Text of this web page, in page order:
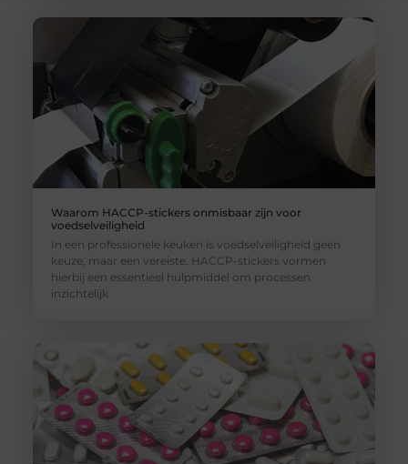
Waarom HACCP-stickers onmisbaar zijn voor
voedselveiligheid
In een professionele keuken is voedselveiligheid geen
keuze, maar een vereiste. HACCP-stickers vormen
hierbij een essentieel hulpmiddel om processen
inzichtelijk